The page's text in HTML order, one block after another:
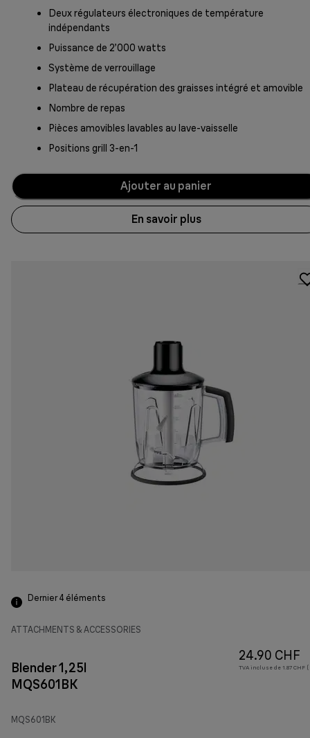
Deux régulateurs électroniques de température
indépendants
Puissance de 2’000 watts
Système de verrouillage
Plateau de récupération des graisses intégré et amovible
Nombre de repas
Pièces amovibles lavables au lave-vaisselle
Positions grill 3-en-1
Ajouter au panier
En savoir plus
Dernier 4 éléments
ATTACHMENTS & ACCESSORIES
Blender 1,25l
MQS601BK
MQS601BK
24.90 CHF
TVA incluse de 1.87 CHF (